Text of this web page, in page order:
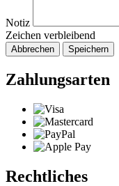
Notiz
Zeichen verbleibend
Abbrechen Speichern
Zahlungsarten
Rechtliches